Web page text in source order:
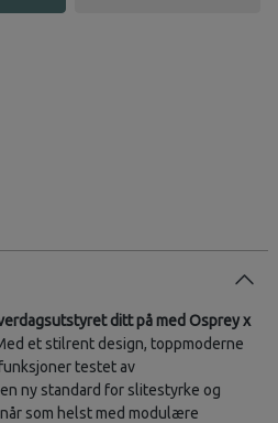
ditt på med Osprey x
et stilrent design, toppmoderne
testet av
ny standard for slitestyrke og
som helst med modulære